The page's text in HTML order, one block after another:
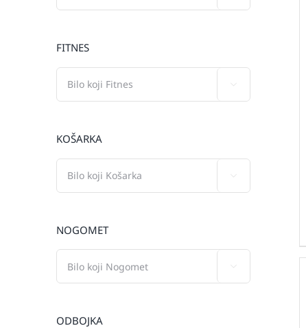
FITNES
KOŠARKA
NOGOMET
ODBOJKA